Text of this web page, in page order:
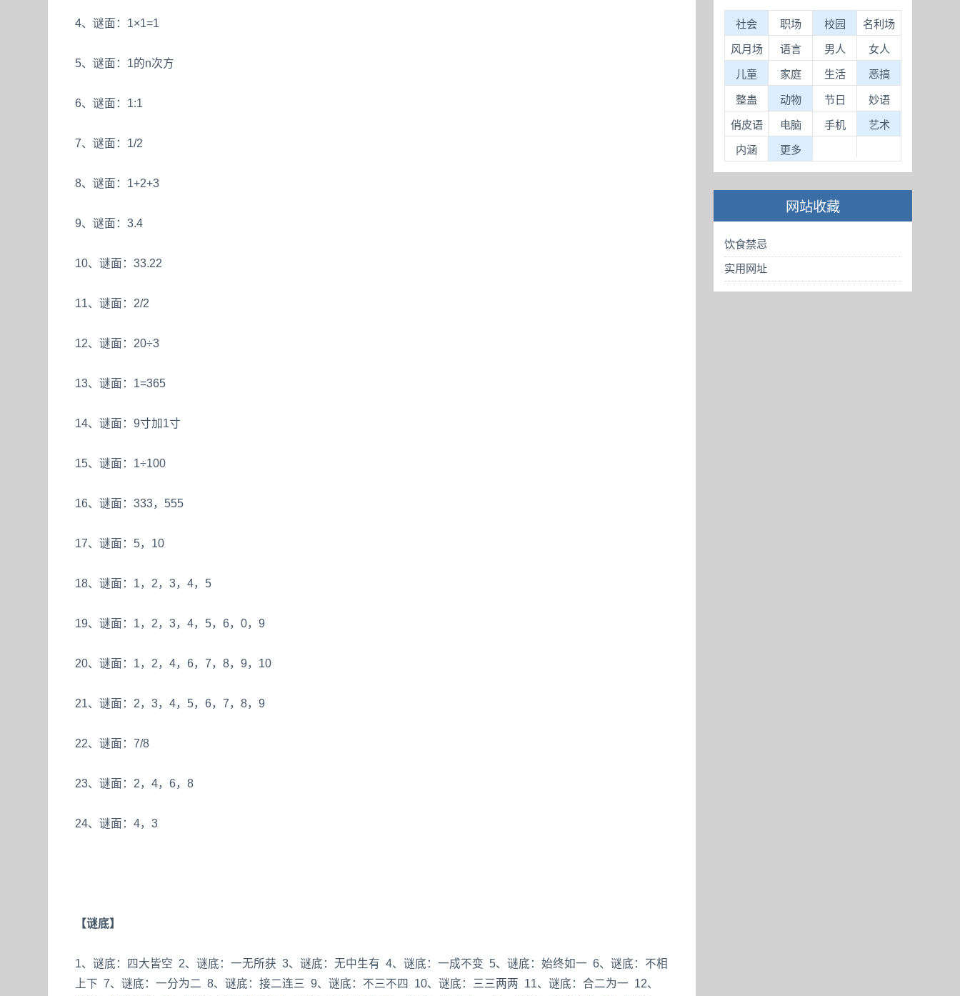
4、谜面：1×1=1
5、谜面：1的n次方
6、谜面：1:1
7、谜面：1/2
8、谜面：1+2+3
9、谜面：3.4
10、谜面：33.22
11、谜面：2/2
12、谜面：20÷3
13、谜面：1=365
14、谜面：9寸加1寸
15、谜面：1÷100
16、谜面：333，555
17、谜面：5，10
18、谜面：1，2，3，4，5
19、谜面：1，2，3，4，5，6，0，9
20、谜面：1，2，4，6，7，8，9，10
21、谜面：2，3，4，5，6，7，8，9
22、谜面：7/8
23、谜面：2，4，6，8
24、谜面：4，3
【谜底】
1、谜底：四大皆空 2、谜底：一无所获 3、谜底：无中生有 4、谜底：一成不变 5、谜底：始终如一 6、谜底：不相
上下 7、谜底：一分为二 8、谜底：接二连三 9、谜底：不三不四 10、谜底：三三两两 11、谜底：合二为一 12、
社会 职场 校园 名利场
风月场 语言 男人 女人
儿童 家庭 生活 恶搞
整蛊 动物 节日 妙语
俏皮语 电脑 手机 艺术
内涵 更多
网站收藏
饮食禁忌
实用网址